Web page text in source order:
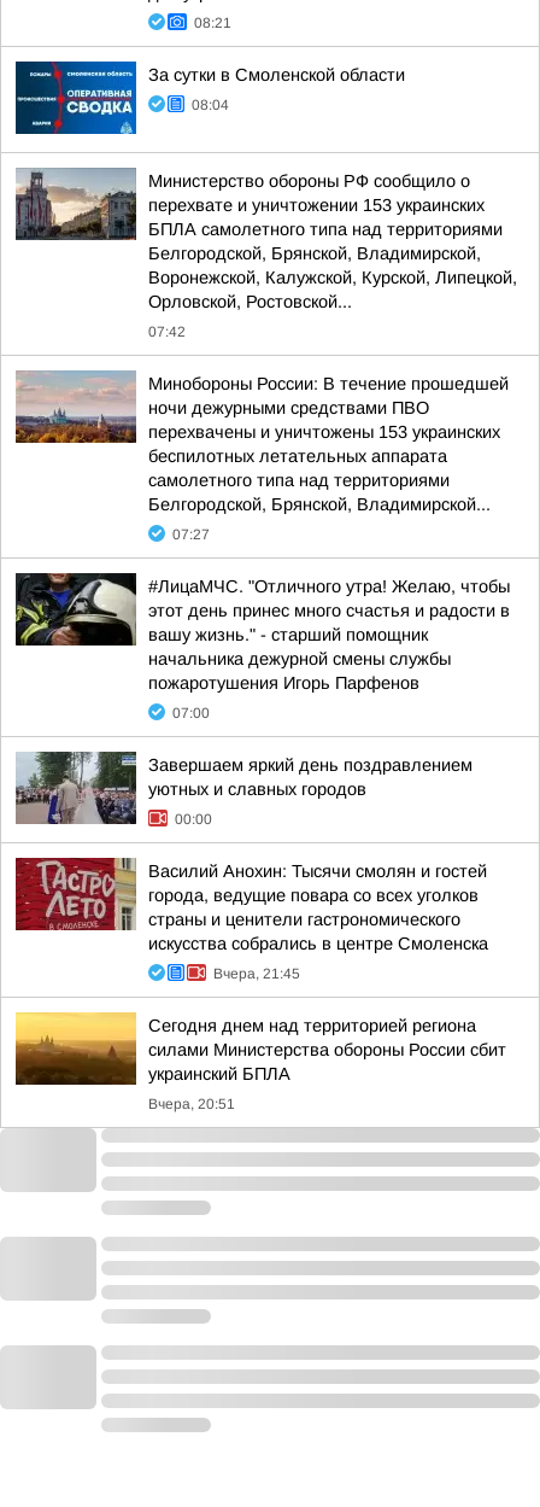
08:21
За сутки в Смоленской области
08:04
Министерство обороны РФ сообщило о
перехвате и уничтожении 153 украинских
БПЛА самолетного типа над территориями
Белгородской, Брянской, Владимирской,
Воронежской, Калужской, Курской, Липецкой,
Орловской, Ростовской...
07:42
Минобороны России: В течение прошедшей
ночи дежурными средствами ПВО
перехвачены и уничтожены 153 украинских
беспилотных летательных аппарата
самолетного типа над территориями
Белгородской, Брянской, Владимирской...
07:27
#ЛицаМЧС. "Отличного утра! Желаю, чтобы
этот день принес много счастья и радости в
вашу жизнь." - старший помощник
начальника дежурной смены службы
пожаротушения Игорь Парфенов
07:00
Завершаем яркий день поздравлением
уютных и славных городов
00:00
Василий Анохин: Тысячи смолян и гостей
города, ведущие повара со всех уголков
страны и ценители гастрономического
искусства собрались в центре Смоленска
Вчера, 21:45
Сегодня днем над территорией региона
силами Министерства обороны России сбит
украинский БПЛА
Вчера, 20:51